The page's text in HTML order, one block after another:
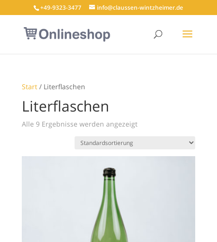
+49-9323-3477 info@claussen-wintzheimer.de
Start/ Literflaschen
Literflaschen
Alle 9 Ergebnisse werden angezeigt